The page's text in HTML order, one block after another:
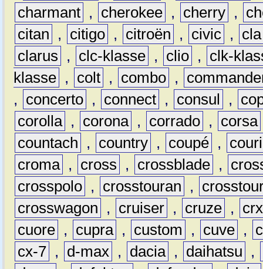
charmant , cherokee , cherry ,
citan
, citigo , citroën , civic ,
cla
clarus
, clc-klasse , clio ,
clk-
klasse , colt , combo ,
,
concerto , connect , consul ,
corolla , corona , corrado , corsa
countach
, country , coupé ,
croma , cross , crossblade ,
crosspolo , crosstouran ,
crosswagon
, cruiser , cruze ,
crx
cuore , cupra , custom , cuve ,
cx-7 , d-max , dacia , daihatsu
,